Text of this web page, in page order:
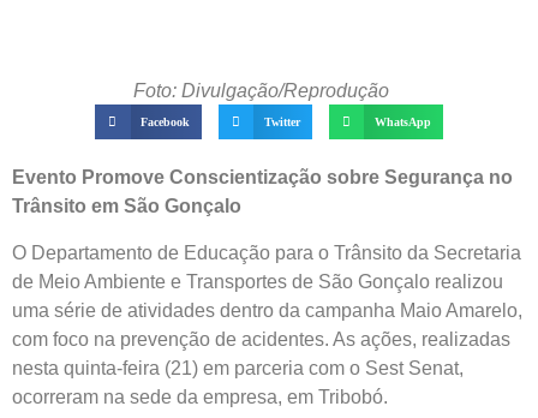
Foto: Divulgação/Reprodução
Facebook Twitter WhatsApp
Evento Promove Conscientização sobre Segurança no
Trânsito em São Gonçalo
O Departamento de Educação para o Trânsito da Secretaria
de Meio Ambiente e Transportes de São Gonçalo realizou
uma série de atividades dentro da campanha Maio Amarelo,
com foco na prevenção de acidentes. As ações, realizadas
nesta quinta-feira (21) em parceria com o Sest Senat,
ocorreram na sede da empresa, em Tribobó.